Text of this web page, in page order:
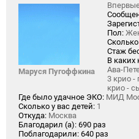
Маруся Пугоффкина
Пол:
Стаж
В каких
Ава-
3 крио
крио -
Где было удачное ЭКО: МИД
Сколько у вас детей: 1
Откуда: Москва
Благодарил (а): 690 раз
Поблагодарили: 640 раз